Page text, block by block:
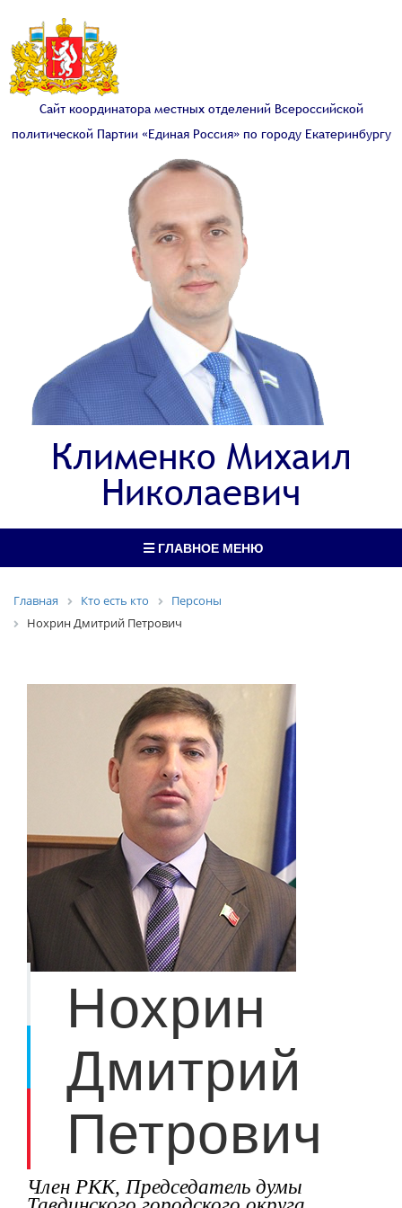
Сайт координатора местных отделений Всероссийской
политической Партии «Единая Россия» по городу Екатеринбургу
Клименко Михаил
Николаевич
ГЛАВНОЕ МЕНЮ
Главная Кто есть кто
Персоны
Нохрин Дмитрий Петрович
Нохрин
Дмитрий
Петрович
Член РКК, Председатель думы